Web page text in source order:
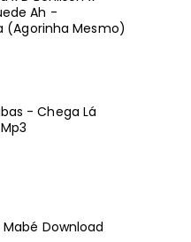
Ah -
(Agorinha Mesmo)
- Chega Lá
Download